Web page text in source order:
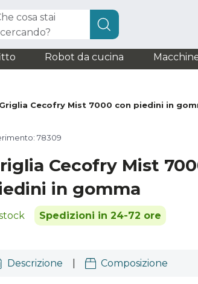
cosa stai
cercando?
Robot da cucina
Griglia Cecofry Mist 7000 con piedini in
78309
Cecofry Mist
in gomma
Spedizioni in 24-72 ore
Descrizione Composizione